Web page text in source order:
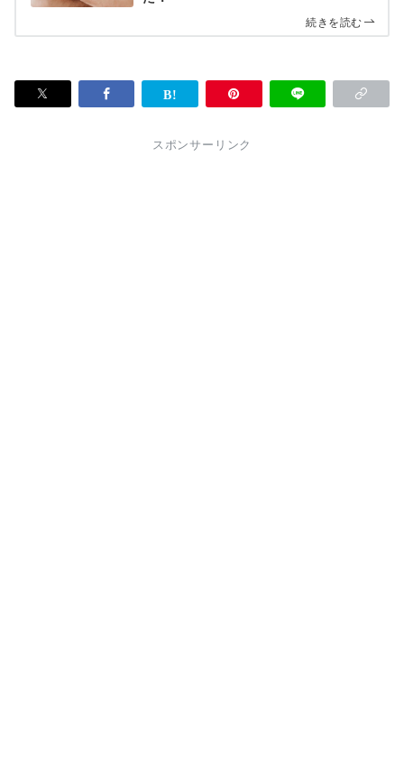
続きを読む
スポンサーリンク